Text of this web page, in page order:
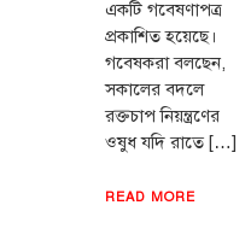
একটি গবেষণাপত্র
প্রকাশিত হয়েছে।
গবেষকরা বলছেন,
সকালের বদলে
রক্তচাপ নিয়ন্ত্রণের
ওষুধ যদি রাতে […]
READ MORE